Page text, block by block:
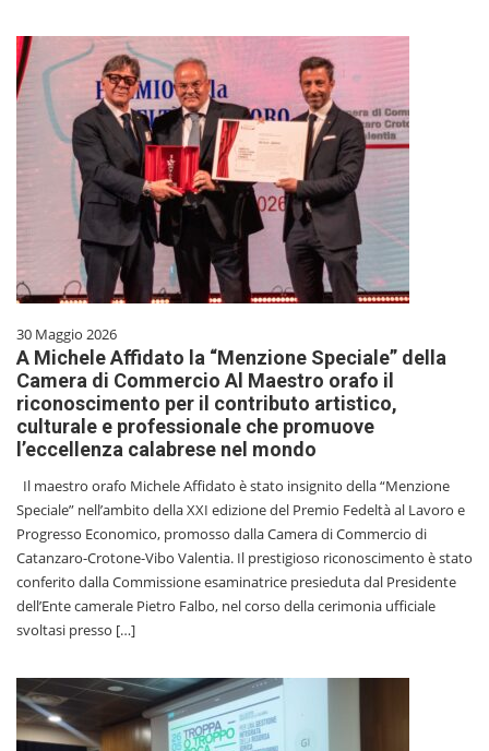
30 Maggio 2026
A Michele Affidato la “Menzione Speciale” della
Camera di Commercio Al Maestro orafo il
riconoscimento per il contributo artistico,
culturale e professionale che promuove
l’eccellenza calabrese nel mondo
Il maestro orafo Michele Affidato è stato insignito della “Menzione
Speciale” nell’ambito della XXI edizione del Premio Fedeltà al Lavoro e
Progresso Economico, promosso dalla Camera di Commercio di
Catanzaro-Crotone-Vibo Valentia. Il prestigioso riconoscimento è stato
conferito dalla Commissione esaminatrice presieduta dal Presidente
dell’Ente camerale Pietro Falbo, nel corso della cerimonia ufficiale
svoltasi presso […]